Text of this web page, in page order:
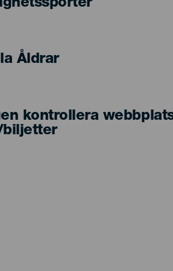
Åldrar
kontrollera
biljetter